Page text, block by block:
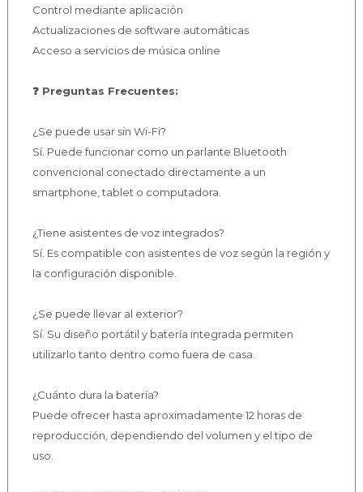
Control mediante aplicación
Actualizaciones de software automáticas
Acceso a servicios de música online
❓ Preguntas Frecuentes:
¿Se puede usar sin Wi-Fi?
Sí. Puede funcionar como un parlante Bluetooth
convencional conectado directamente a un
smartphone, tablet o computadora.
¿Tiene asistentes de voz integrados?
Sí. Es compatible con asistentes de voz según la región y
la configuración disponible.
¿Se puede llevar al exterior?
Sí. Su diseño portátil y batería integrada permiten
utilizarlo tanto dentro como fuera de casa.
¿Cuánto dura la batería?
Puede ofrecer hasta aproximadamente 12 horas de
reproducción, dependiendo del volumen y el tipo de
uso.